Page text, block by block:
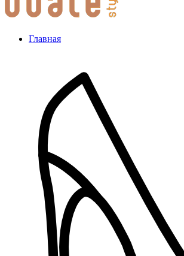
Главная